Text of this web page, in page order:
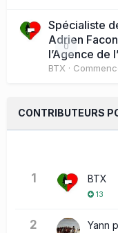
0
Spécialiste
Adrien
l’Agence de
BTX ·
CONTRIBUTEURS
1 BTX
13
2 Yann